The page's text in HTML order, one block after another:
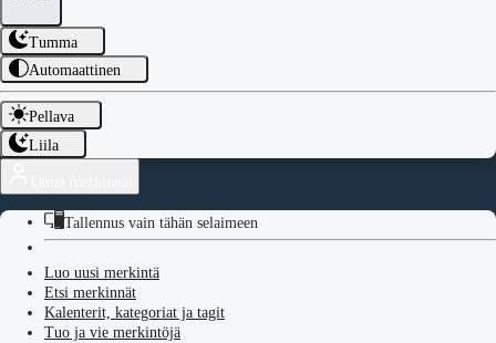
Tumma
Automaattinen
Pellava
Liila
Tallennus vain tähän selaimeen
Luo uusi merkintä
Etsi merkinnät
Kalenterit, kategoriat ja tagit
Tuo ja vie merkintöjä